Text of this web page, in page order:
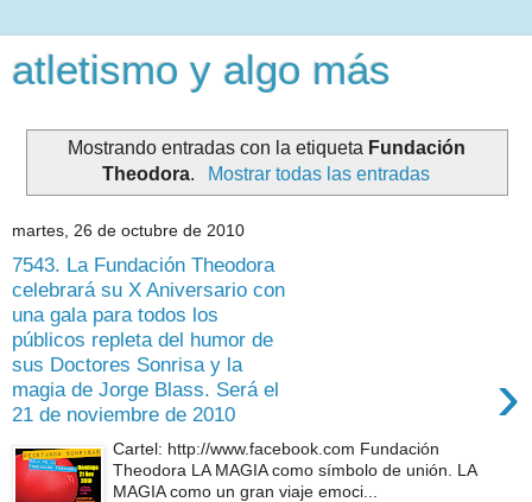
atletismo y algo más
Mostrando entradas con la etiqueta Fundación
Theodora. Mostrar todas las entradas
martes, 26 de octubre de 2010
7543. La Fundación Theodora
celebrará su X Aniversario con
una gala para todos los
públicos repleta del humor de
sus Doctores Sonrisa y la
magia de Jorge Blass. Será el
21 de noviembre de 2010
›
Cartel: http://www.facebook.com Fundación
Theodora LA MAGIA como símbolo de unión. LA
MAGIA como un gran viaje emoci...